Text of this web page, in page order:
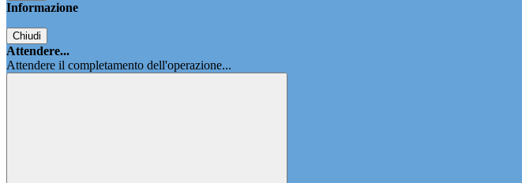
Informazione
Chiudi
Attendere...
Attendere il completamento dell'operazione...